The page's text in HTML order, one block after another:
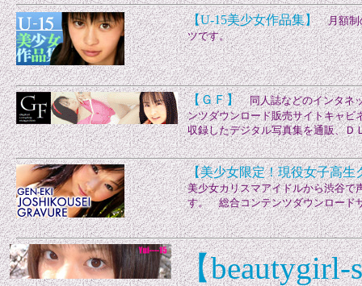
【U-15美少女作品集】月額制
ツです。
【ＧＦ】同人誌などのインタネ
ンツダウンロード販売サイトキャ
収録したデジタル写真集を通販、Ｄ
【美少女限定！現役女子高生
美少女カリスマアイドルから渋谷で
す。 総合コンテンツダウンロード
【beautygirl-